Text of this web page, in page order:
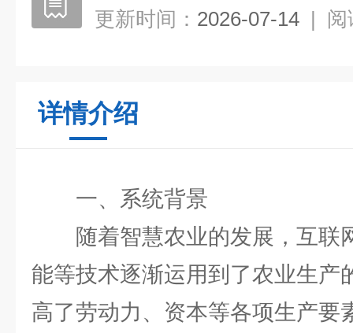
更新时间： 2026-07-14 | 阅
详情介绍
一、系统背景
随着智慧农业的发展，互联
能等技术逐渐运用到了农业生产
高了劳动力、资本等各项生产要